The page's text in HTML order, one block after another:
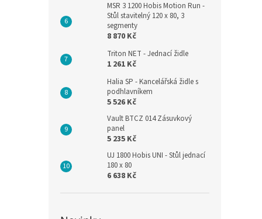
MSR 3 1200 Hobis Motion Run -
Stůl stavitelný 120 x 80, 3
segmenty
8 870 Kč
Triton NET - Jednací židle
1 261 Kč
Halia SP - Kancelářská židle s
podhlavníkem
5 526 Kč
Vault BTCZ 014 Zásuvkový
panel
5 235 Kč
UJ 1800 Hobis UNI - Stůl jednací
180 x 80
6 638 Kč